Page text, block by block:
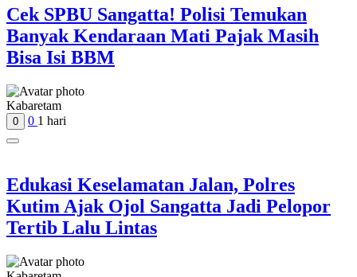
Cek SPBU Sangatta! Polisi Temukan
Banyak Kendaraan Mati Pajak Masih
Bisa Isi BBM
Kabaretam
0 0 1 hari
Edukasi Keselamatan Jalan, Polres
Kutim Ajak Ojol Sangatta Jadi Pelopor
Tertib Lalu Lintas